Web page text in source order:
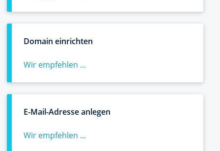
Domain einrichten
Wir empfehlen ...
E-Mail-Adresse anlegen
Wir empfehlen ...